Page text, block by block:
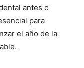
antes o
para
el año de la